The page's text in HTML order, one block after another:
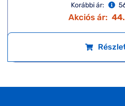
Korábbi ár:
Akciós ár: